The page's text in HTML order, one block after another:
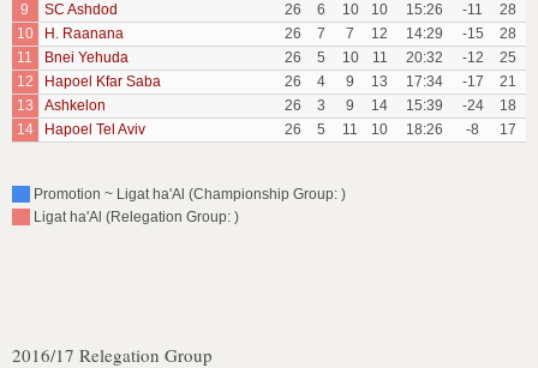
9
SC Ashdod 26 6 10 10 15:26 -11
28
10
H. Raanana 26 7 7 12 14:29 -15
28
11
Bnei Yehuda 26 5 10 11 20:32 -12
25
12
Hapoel Kfar Saba 26 4 9 13 17:34 -17
21
13
Ashkelon 26 3 9 14 15:39 -24
18
14
Hapoel Tel Aviv 26 5 11 10 18:26 -8 17
Promotion ~ Ligat ha'Al (Championship Group: )
Ligat ha'Al (Relegation Group: )
2016/17 Relegation Group